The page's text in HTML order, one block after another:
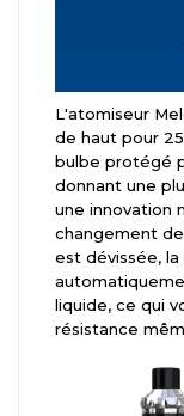
L'atomiseur
de haut pour
bulbe protégé
donnant une
une innovation
changement
est dévissée,
liquide, ce qui
résistance